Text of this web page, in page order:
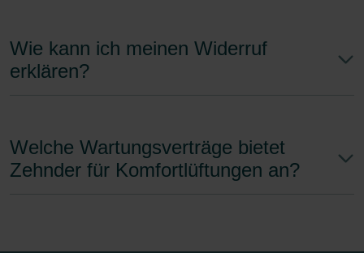
Zehnder Group İç Mekan İklimlendirme Sanayi ve Ticaret
Limitet Şirketi: Web Sitesi Çerezleri
Zehnder Polska Sp. z o.o.: Oświadczenie o ochronie
danych Zehnder
Wie kann ich meinen Widerruf
erklären?
Welche Wartungsverträge bietet
Zehnder für Komfortlüftungen an?